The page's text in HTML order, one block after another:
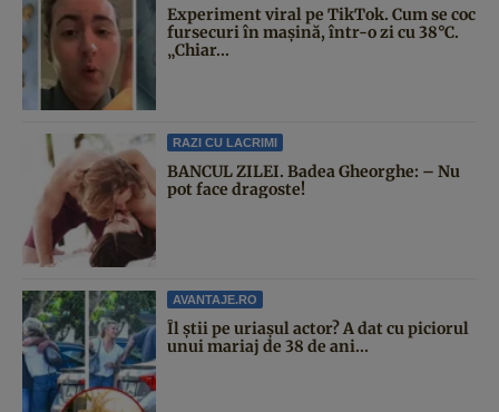
Experiment viral pe TikTok. Cum se coc
fursecuri în mașină, într-o zi cu 38°C.
„Chiar...
RAZI CU LACRIMI
BANCUL ZILEI. Badea Gheorghe: – Nu
pot face dragoste!
AVANTAJE.RO
Îl știi pe uriașul actor? A dat cu piciorul
unui mariaj de 38 de ani...